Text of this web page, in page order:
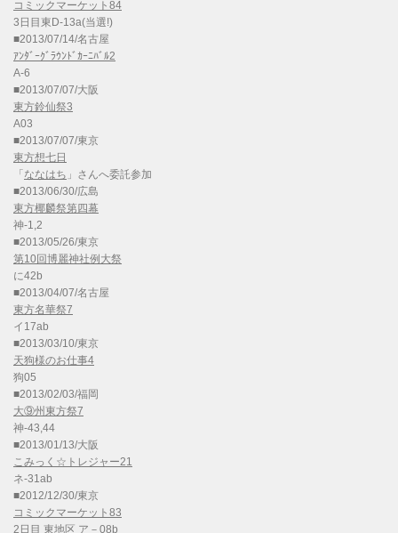
コミックマーケット84
3日目東D-13a(当選!)
■2013/07/14/名古屋
ｱﾝﾀﾞｰｸﾞﾗｳﾝﾄﾞｶｰﾆﾊﾞﾙ2
A-6
■2013/07/07/大阪
東方鈴仙祭3
A03
■2013/07/07/東京
東方想七日
「 ななはち 」さんへ委託参加
■2013/06/30/広島
東方椰麟祭第四幕
神-1,2
■2013/05/26/東京
第10回博麗神社例大祭
に42b
■2013/04/07/名古屋
東方名華祭7
イ17ab
■2013/03/10/東京
天狗様のお仕事4
狗05
■2013/02/03/福岡
大⑨州東方祭7
神-43,44
■2013/01/13/大阪
こみっく☆トレジャー21
ネ-31ab
■2012/12/30/東京
コミックマーケット83
2日目 東地区 ア－08b